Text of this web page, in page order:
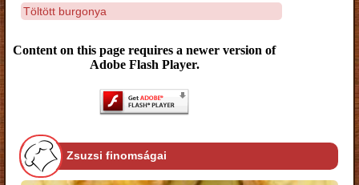
Töltött burgonya
Content on this page requires a newer version of
Adobe Flash Player.
Zsuzsi finomságai